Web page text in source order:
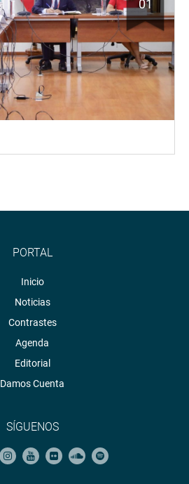
01
PORTAL
Inicio
Noticias
Contrastes
Agenda
Editorial
Damos Cuenta
SÍGUENOS